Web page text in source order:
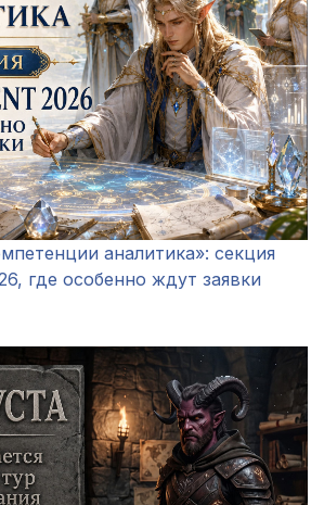
аналитика»: секция
где особенно ждут заявки